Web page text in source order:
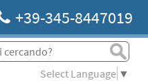
Select Language ▼
+39-345-8447019